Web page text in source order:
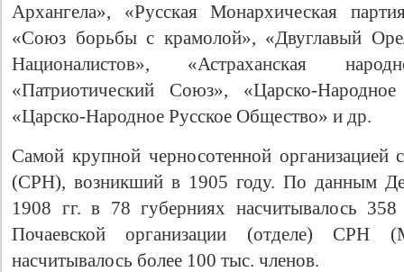
Архангела», «Русская Монархическая
«Союз борьбы с крамолой», «Двуглавый
Националистов», «Астраханская
«Патриотический Союз», «Царско-
«Царско-Народное Русское Общество» и др.
Самой крупной черносотенной организацией
(СРН), возникший в 1905 году. По данным
1908 гг. в 78 губерниях насчитывалось
Почаевской организации (отделе) СРН
насчитывалось более 100 тыс. членов.